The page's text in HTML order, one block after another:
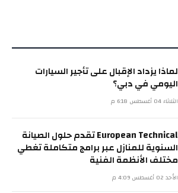
لماذا يزداد الإقبال على تأجير السيارات
اليومي في دبي؟
الثلاثاء 04 أغسطس 6:18 م
European Technical تقدم حلول الصيانة
السنوية للمنازل عبر برامج متكاملة تغطي
مختلف الأنظمة الفنية
الأحد 02 أغسطس 4:09 م